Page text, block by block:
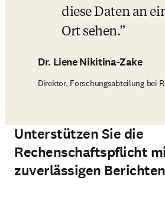
diese Daten an
Ort sehen.
Dr. Liene Nikitina-Zake
Direktor, Forschungsabteilung bei
Unterstützen Sie die
Rechenschaftspflicht
zuverlässigen